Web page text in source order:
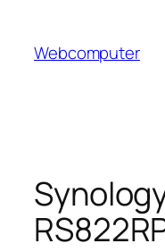
innehåll
Webcomputer